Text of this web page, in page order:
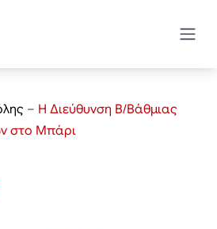
– Η Διεύθυνση B/Bάθμιας
στο Μπάρι